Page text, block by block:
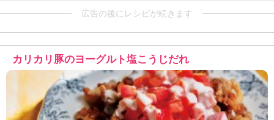
広告の後にレシピが続きます
カリカリ豚のヨーグルト塩こうじだれ